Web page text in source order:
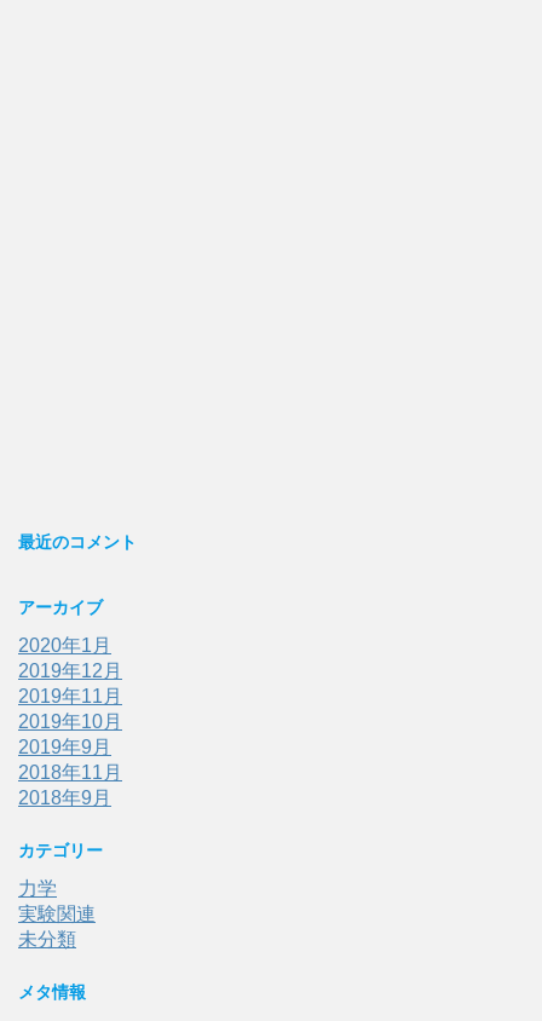
最近のコメント
アーカイブ
2020年1月
2019年12月
2019年11月
2019年10月
2019年9月
2018年11月
2018年9月
カテゴリー
力学
実験関連
未分類
メタ情報